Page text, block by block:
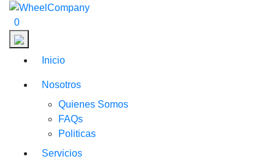
0
Inicio
Nosotros
Quienes Somos
FAQs
Politicas
Servicios